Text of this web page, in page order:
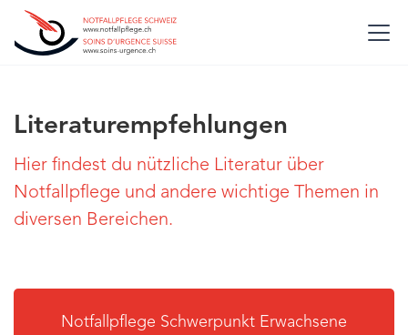
Literaturempfehlungen
Hier findest du nützliche Literatur über
Notfallpflege und andere wichtige Themen in
diversen Bereichen.
Notfallpflege Schwerpunkt Erwachsene